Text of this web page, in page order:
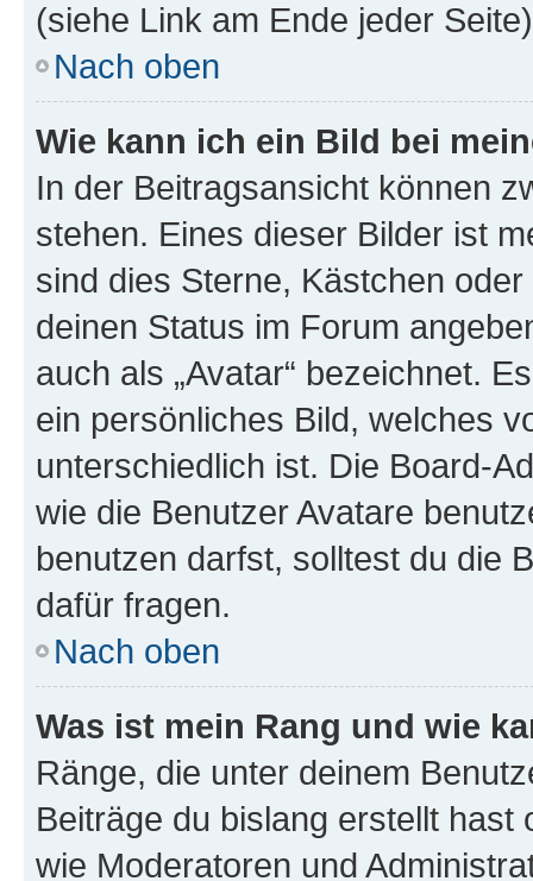
(siehe Link am Ende jeder
Nach oben
Wie kann ich ein Bild bei
In der Beitragsansicht können
stehen. Eines dieser Bilder ist
sind dies Sterne, Kästchen
deinen Status im Forum
auch als „Avatar“ bezeichnet.
ein persönliches Bild, welches
unterschiedlich ist. Die Board-
wie die Benutzer Avatare
benutzen darfst, solltest du die
dafür fragen.
Nach oben
Was ist mein Rang und wie
Ränge, die unter deinem
Beiträge du bislang erstellt
wie Moderatoren und